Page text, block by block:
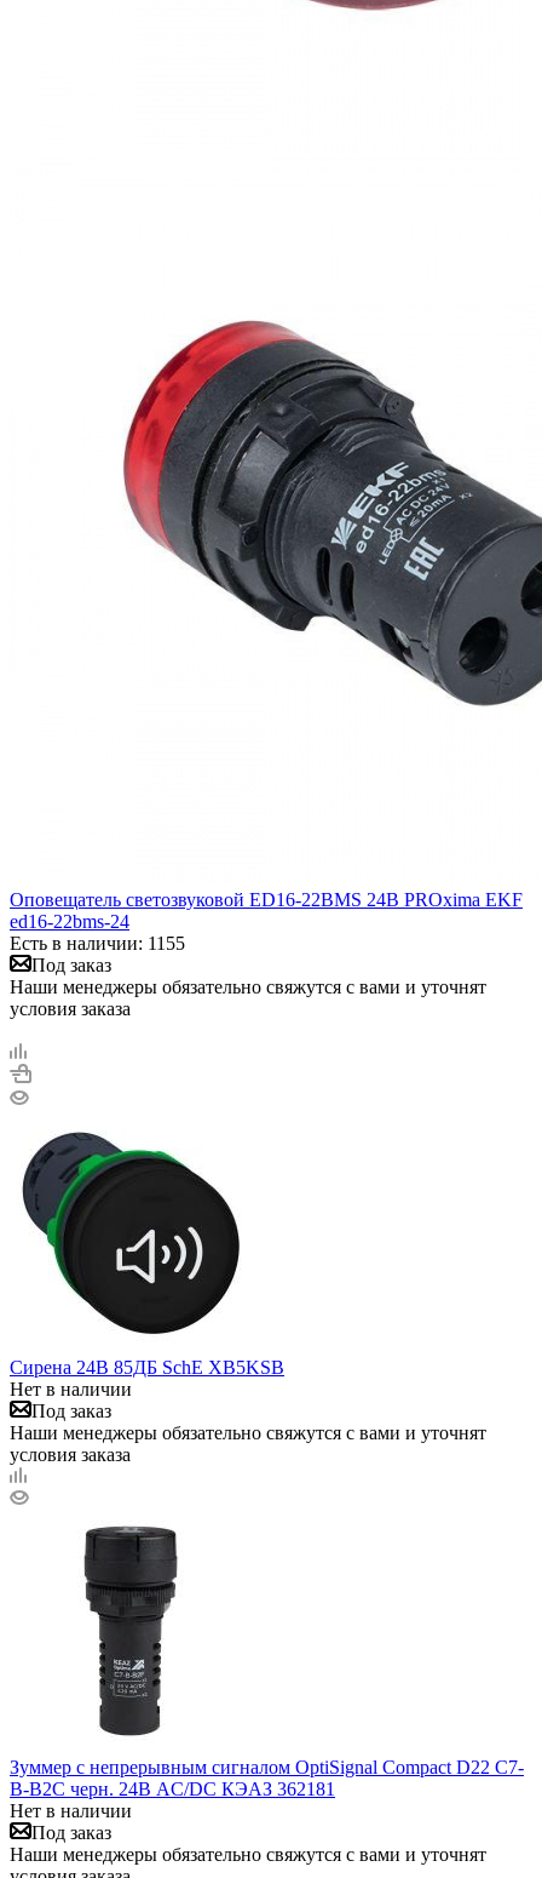
Оповещатель светозвуковой ED16-22BMS 24В PROxima EKF
ed16-22bms-24
Есть в наличии: 1155
Под заказ
Наши менеджеры обязательно свяжутся с вами и уточнят
условия заказа
Сирена 24В 85ДБ SchE XB5KSB
Нет в наличии
Под заказ
Наши менеджеры обязательно свяжутся с вами и уточнят
условия заказа
Зуммер с непрерывным сигналом OptiSignal Compact D22 С7-
B-B2C черн. 24В AC/DC КЭАЗ 362181
Нет в наличии
Под заказ
Наши менеджеры обязательно свяжутся с вами и уточнят